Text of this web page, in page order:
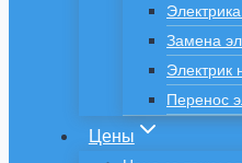
Замена
Электрик
Перенос
Цены